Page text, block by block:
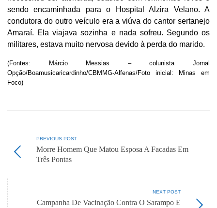
sendo encaminhada para o Hospital Alzira Velano. A
condutora do outro veículo era a viúva do cantor sertanejo
Amaraí. Ela viajava sozinha e nada sofreu. Segundo os
militares, estava muito nervosa devido à perda do marido.
(Fontes: Márcio Messias – colunista Jornal
Opção/Boamusicaricardinho/CBMMG-Alfenas/Foto inicial: Minas em
Foco)
PREVIOUS POST
Morre Homem Que Matou Esposa A Facadas Em
Três Pontas
NEXT POST
Campanha De Vacinação Contra O Sarampo E